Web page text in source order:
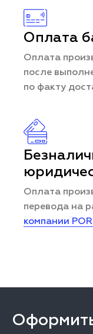
Оплата
Оплата
после
по факту
Оплата
перевода на
компании